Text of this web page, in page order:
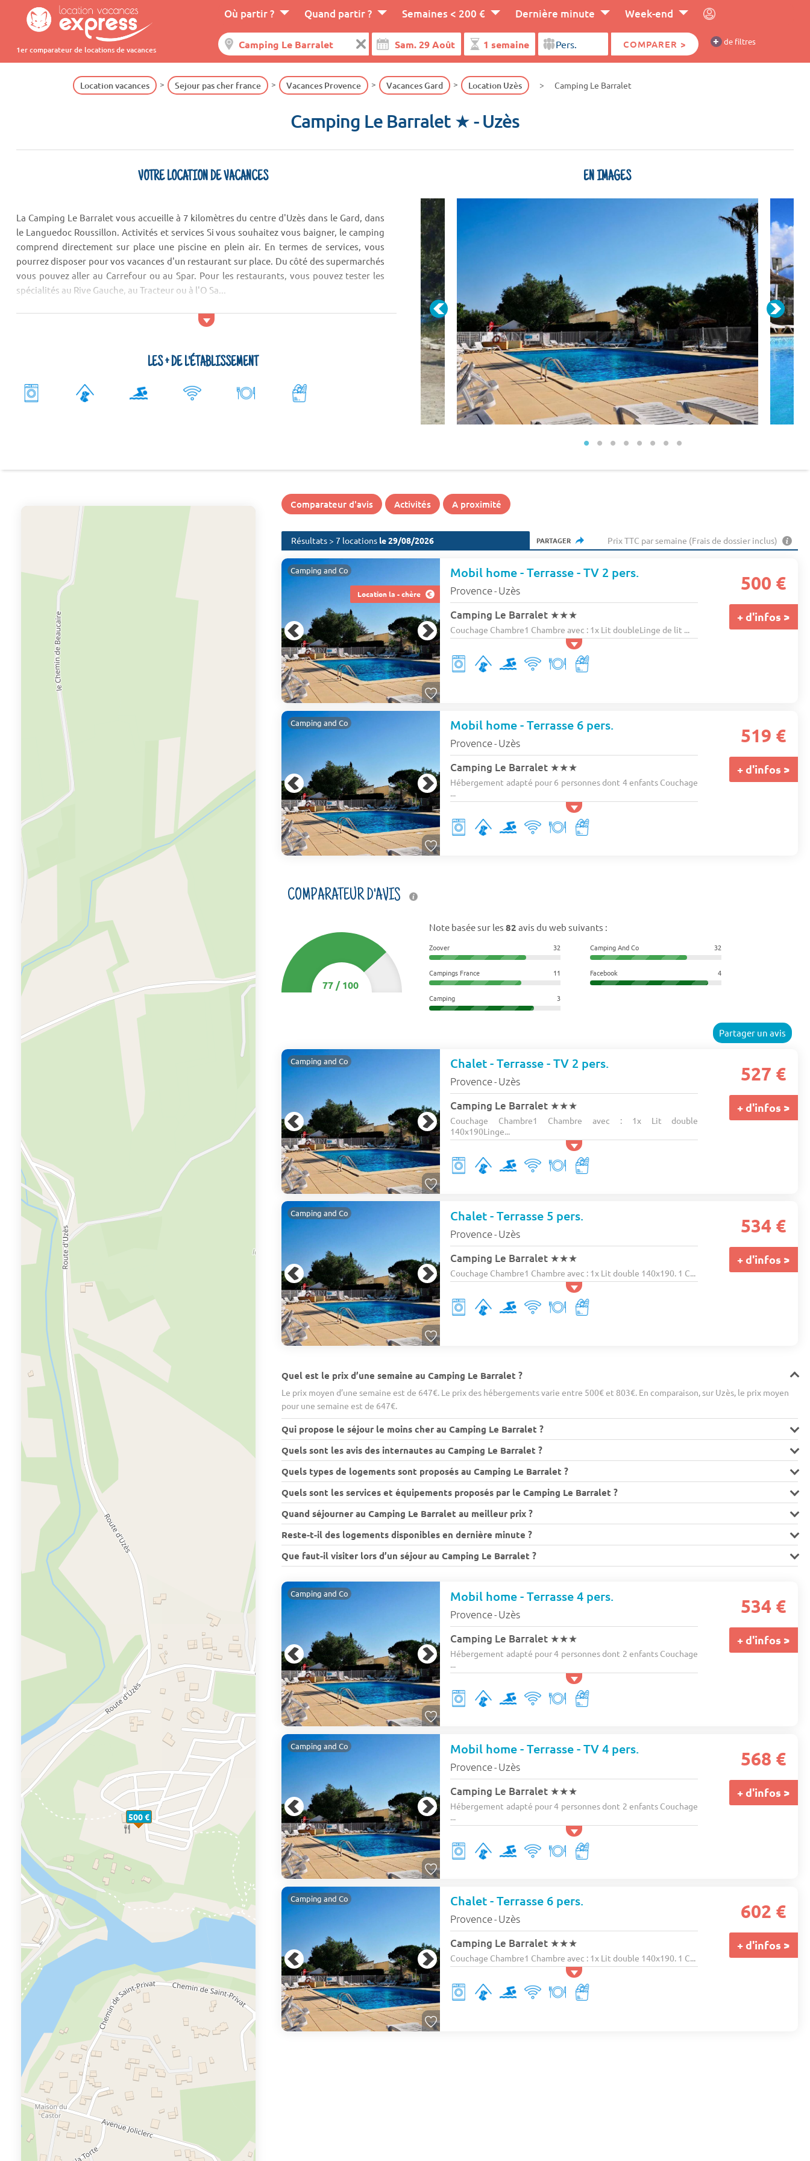
1er comparateur de locations de vacances
Où partir ? Quand partir ? Semaines < 200 € Dernière minute Week-end
COMPARER > + de filtres
Location vacances Sejour pas cher france Vacances Provence Vacances Gard Location Uzès Camping Le Barralet
Camping Le Barralet ★- Uzès
VOTRE LOCATION DE VACANCES
La Camping Le Barralet vous accueille à 7 kilomètres du centre d'Uzès dans le Gard, dans
le Languedoc Roussillon. Activités et services Si vous souhaitez vous baigner, le camping
comprend directement sur place une piscine en plein air. En termes de services, vous
pourrez disposer pour vos vacances d'un restaurant sur place. Du côté des supermarchés
vous pouvez aller au Carrefour ou au Spar. Pour les restaurants, vous pouvez tester les
spécialités au Rive Gauche, au Tracteur ou à l'O Sa...
LES + DE L'ÉTABLISSEMENT
EN IMAGES
500 €
Comparateur d'avis Activités A proximité
Résultats > 7 locations le 29/08/2026 PARTAGER Prix TTC par semaine (Frais de dossier inclus)
Location la - chère
Camping and Co Mobil home - Terrasse - TV 2 pers.
Provence- Uzès
Camping Le Barralet ★★★
Couchage Chambre1 Chambre avec : 1x Lit doubleLinge de lit ...
500 €
+ d'infos >
Camping and Co Mobil home - Terrasse 6 pers.
Provence- Uzès
Camping Le Barralet ★★★
Hébergement adapté pour 6 personnes dont 4 enfants Couchage
...
519 €
+ d'infos >
COMPARATEUR D'AVIS
77/100
Note basée sur les 82 avis du web suivants :
Zoover 32 Camping And Co 32
Campings France 11 Facebook 4
Camping 3
Partager un avis
Camping and Co Chalet - Terrasse - TV 2 pers.
Provence- Uzès
Camping Le Barralet ★★★
Couchage Chambre1 Chambre avec : 1x Lit double
140x190Linge...
527 €
+ d'infos >
Camping and Co Chalet - Terrasse 5 pers.
Provence- Uzès
Camping Le Barralet ★★★
Couchage Chambre1 Chambre avec : 1x Lit double 140x190. 1 C...
534 €
+ d'infos >
Quel est le prix d’une semaine au Camping Le Barralet ?
Le prix moyen d’une semaine est de 647€. Le prix des hébergements varie entre 500€ et 803€. En comparaison, sur Uzès, le prix moyen
pour une semaine est de 647€.
Qui propose le séjour le moins cher au Camping Le Barralet ?
Quels sont les avis des internautes au Camping Le Barralet ?
Quels types de logements sont proposés au Camping Le Barralet ?
Quels sont les services et équipements proposés par le Camping Le Barralet ?
Quand séjourner au Camping Le Barralet au meilleur prix ?
Reste-t-il des logements disponibles en dernière minute ?
Que faut-il visiter lors d’un séjour au Camping Le Barralet ?
Camping and Co Mobil home - Terrasse 4 pers.
Provence- Uzès
Camping Le Barralet ★★★
Hébergement adapté pour 4 personnes dont 2 enfants Couchage
...
534 €
+ d'infos >
Camping and Co Mobil home - Terrasse - TV 4 pers.
Provence- Uzès
Camping Le Barralet ★★★
Hébergement adapté pour 4 personnes dont 2 enfants Couchage
...
568 €
+ d'infos >
Camping and Co Chalet - Terrasse 6 pers.
Provence- Uzès
Camping Le Barralet ★★★
Couchage Chambre1 Chambre avec : 1x Lit double 140x190. 1 C...
602 €
+ d'infos >